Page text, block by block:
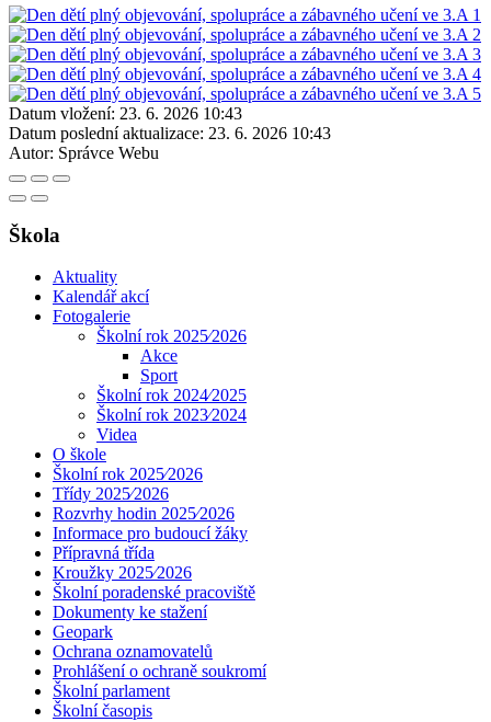
Datum vložení: 23. 6. 2026 10:43
Datum poslední aktualizace: 23. 6. 2026 10:43
Autor: Správce Webu
Škola
Aktuality
Kalendář akcí
Fotogalerie
Školní rok 2025⁄2026
Akce
Sport
Školní rok 2024⁄2025
Školní rok 2023⁄2024
Videa
O škole
Školní rok 2025⁄2026
Třídy 2025⁄2026
Rozvrhy hodin 2025⁄2026
Informace pro budoucí žáky
Přípravná třída
Kroužky 2025⁄2026
Školní poradenské pracoviště
Dokumenty ke stažení
Geopark
Ochrana oznamovatelů
Prohlášení o ochraně soukromí
Školní parlament
Školní časopis